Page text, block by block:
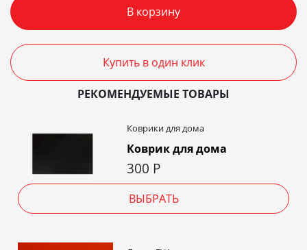
В корзину
Купить в один клик
РЕКОМЕНДУЕМЫЕ ТОВАРЫ
Коврики для дома
Коврик для дома
300 Р
ВЫБРАТЬ